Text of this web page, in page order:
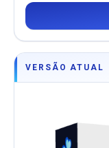
VERSÃO ATUAL